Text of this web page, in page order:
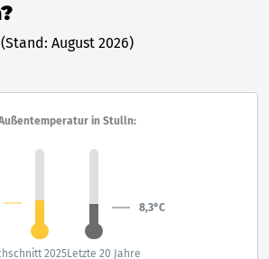
(Stand: August 2026)
in Stulln:
8,3°C
2025Letzte 20 Jahre